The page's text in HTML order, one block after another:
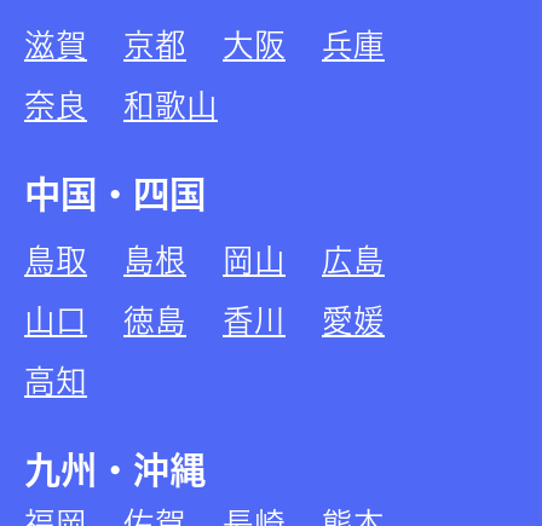
滋賀 京都 大阪
兵庫
奈良
和歌山
中国・四国
鳥取 島根 岡山
広島
山口
徳島 香川
愛媛
高知
九州・沖縄